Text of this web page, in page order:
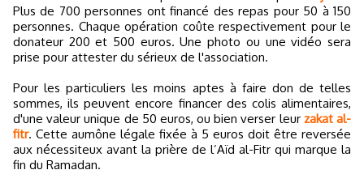
Plus de 700 personnes ont financé des repas pour 50 à 150
personnes. Chaque opération coûte respectivement pour le
donateur 200 et 500 euros. Une photo ou une vidéo sera
prise pour attester du sérieux de l'association.
Pour les particuliers les moins aptes à faire don de telles
sommes, ils peuvent encore financer des colis alimentaires,
d'une valeur unique de 50 euros, ou bien verser leur zakat al-
fitr. Cette aumône légale fixée à 5 euros doit être reversée
aux nécessiteux avant la prière de l’Aïd al-Fitr qui marque la
fin du Ramadan.